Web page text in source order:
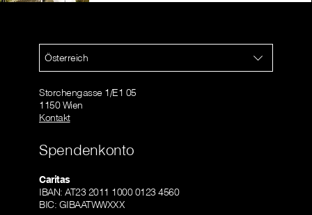
Österreich
Storchengasse 1/E1 05
1150 Wien
Kontakt
Spendenkonto
Caritas
IBAN: AT23 2011 1000 0123 4560
BIC: GIBAATWWXXX